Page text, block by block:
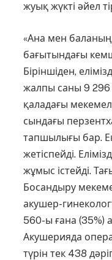
жуық жүкті әйел
«Ана мен баланың
бағытындағы
Біріншіден,
жалпы саны 9
қалада­ғы
сын­дағы
тапшылығы бар.
жетіспейді.
жұмыс істейді.
Босандыру
акушер-
560-ы ғана (35%)
Акушерияда
түрін тек 438